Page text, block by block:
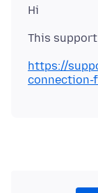
https://
connection-